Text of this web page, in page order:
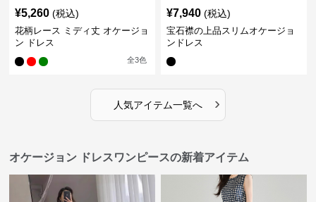
¥5,260 (税込)
花柄レース ミディ丈 オケージョ
ン ドレス
全3色
¥7,940 (税込)
宝石襟の上品スリムオケージョ
ンドレス
人気アイテム一覧へ ›
オケージョン ドレスワンピースの新着アイテム